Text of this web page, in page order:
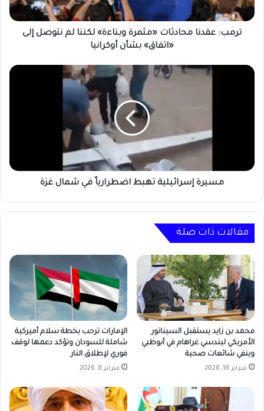
نتوصل
إلى
«اتفاق»ترمب: عقدنا محادثات «مثمرة وبناءة» لكننا لم نتوصل إلى
«اتفاق» بشأن أوكرانيا
مسيرة
مسيرة إسرائيلية تهبط اضطرارياً في شمال غزة
مقالات ذات صلة
محمد بن زايد يستقبل السيناتور
الأمريكي ليندسي غراهام في أبوظبي
وينفي شائعات صحية
فبراير 18, 2026
الإمارات ترحب بخطة سلام أميركية
شاملة للسودان وتؤكد دعمها لوقف
فوري لإطلاق النار
فبراير 8, 2026